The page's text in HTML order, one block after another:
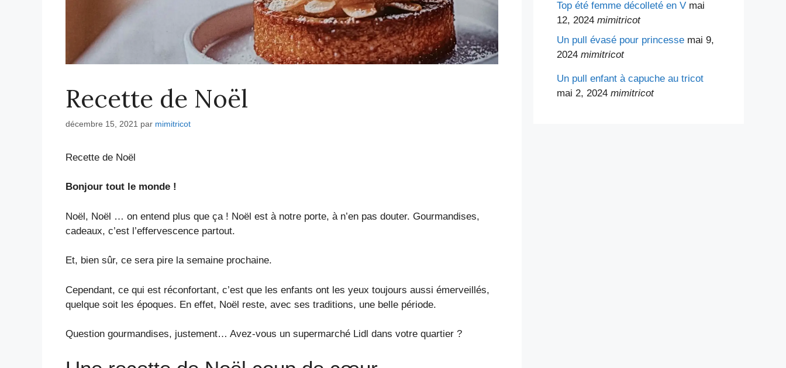
Recette de Noël
décembre 15, 2021 par mimitricot
Recette de Noël
Bonjour tout le monde !
Noël, Noël … on entend plus que ça ! Noël est à notre porte, à n’en pas douter. Gourmandises,
cadeaux, c’est l’effervescence partout.
Et, bien sûr, ce sera pire la semaine prochaine.
Cependant, ce qui est réconfortant, c’est que les enfants ont les yeux toujours aussi émerveillés,
quelque soit les époques. En effet, Noël reste, avec ses traditions, une belle période.
Question gourmandises, justement… Avez-vous un supermarché Lidl dans votre quartier ?
Top été femme décolleté en V mai
12, 2024 mimitricot
Un pull évasé pour princesse mai 9,
2024 mimitricot
Un pull enfant à capuche au tricot
mai 2, 2024 mimitricot